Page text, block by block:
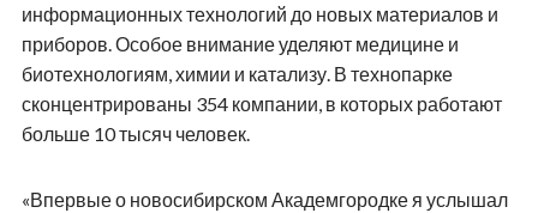
информационных технологий до новых материалов и
приборов. Особое внимание уделяют медицине и
биотехнологиям, химии и катализу. В технопарке
сконцентрированы 354 компании, в которых работают
больше 10 тысяч человек.
«Впервые о новосибирском Академгородке я услышал